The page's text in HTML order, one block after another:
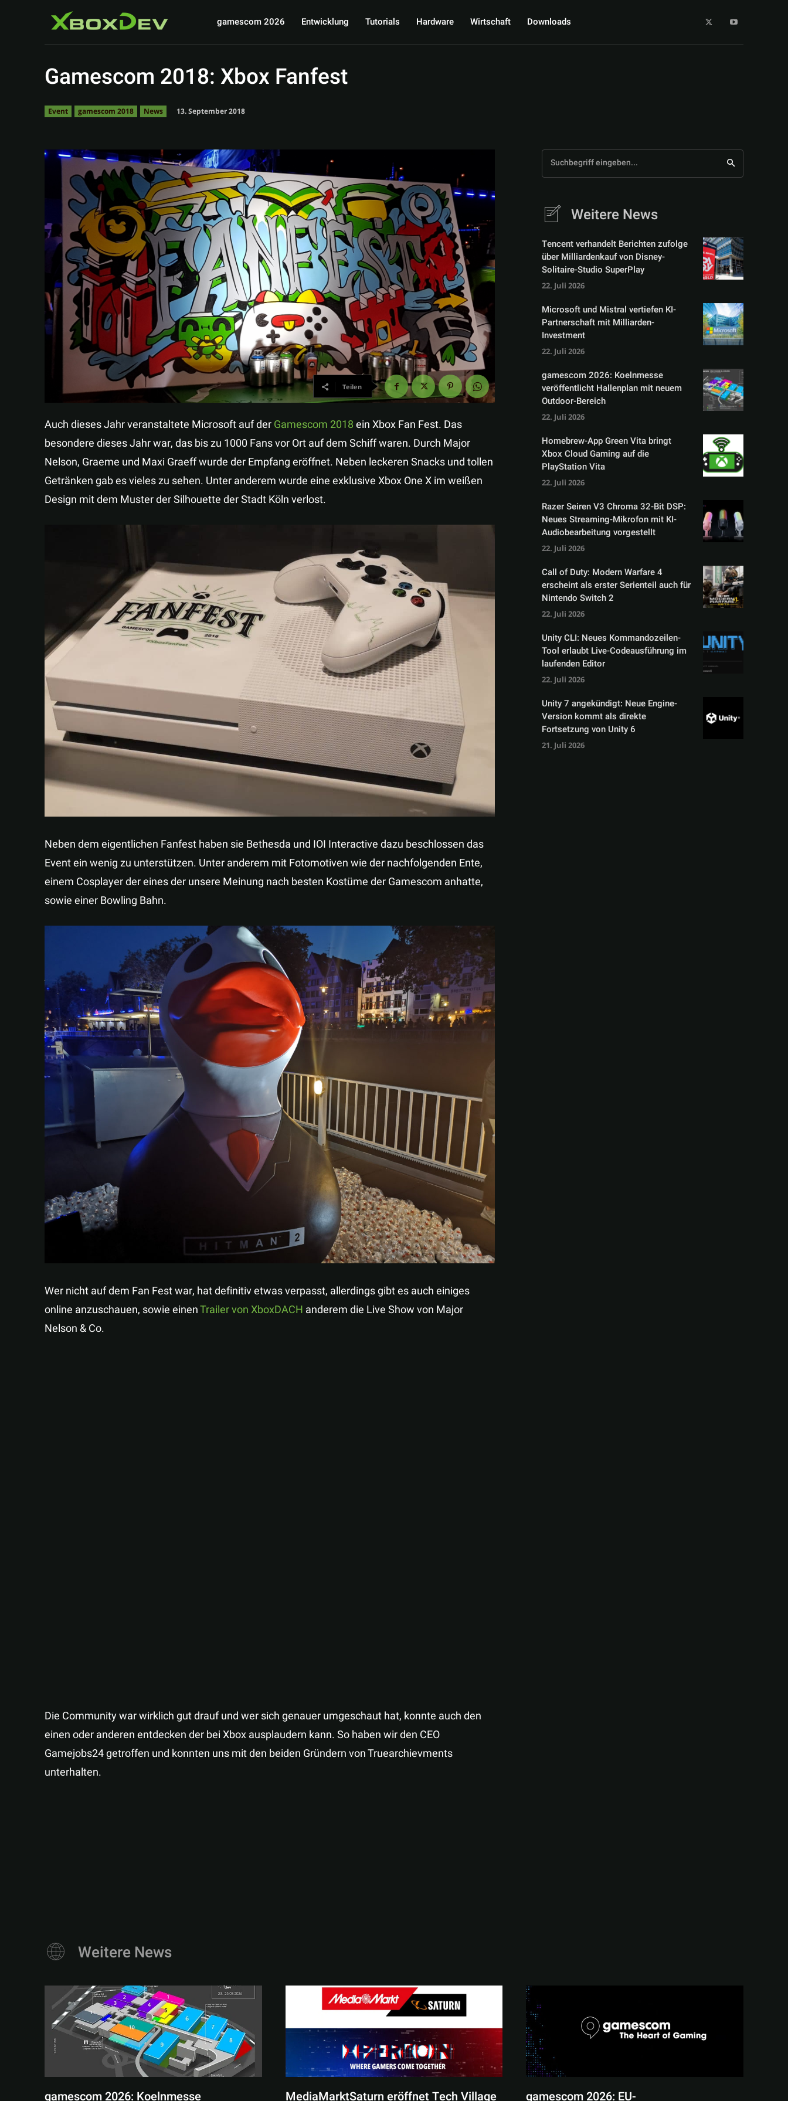
gamescom 2026 Entwicklung Tutorials Hardware Wirtschaft Downloads
Gamescom 2018: Xbox Fanfest
Event gamescom 2018 News 13. September 2018
Teilen
Auch dieses Jahr veranstaltete Microsoft auf derGamescom 2018ein Xbox Fan Fest. Das
besondere dieses Jahr war, das bis zu 1000 Fans vor Ort auf dem Schiff waren. Durch Major
Nelson, Graeme und Maxi Graeff wurde der Empfang eröffnet. Neben leckeren Snacks und tollen
Getränken gab es vieles zu sehen. Unter anderem wurde eine exklusive Xbox One X im weißen
Design mit dem Muster der Silhouette der Stadt Köln verlost.
Neben dem eigentlichen Fanfest haben sie Bethesda und IOI Interactive dazu beschlossen das
Event ein wenig zu unterstützen. Unter anderem mit Fotomotiven wie der nachfolgenden Ente,
einem Cosplayer der eines der unsere Meinung nach besten Kostüme der Gamescom anhatte,
sowie einer Bowling Bahn.
Wer nicht auf dem Fan Fest war, hat definitiv etwas verpasst, allerdings gibt es auch einiges
online anzuschauen, sowie einenTrailer von XboxDACH anderem die Live Show von Major
Nelson & Co.
Die Community war wirklich gut drauf und wer sich genauer umgeschaut hat, konnte auch den
einen oder anderen entdecken der bei Xbox ausplaudern kann. So haben wir den CEO
Gamejobs24 getroffen und konnten uns mit den beiden Gründern von Truearchievments
unterhalten.
Suchbegriff eingeben...
Weitere News
Tencent verhandelt Berichten zufolge
über Milliardenkauf von Disney-
Solitaire-Studio SuperPlay
22. Juli 2026
Microsoft und Mistral vertiefen KI-
Partnerschaft mit Milliarden-
Investment
22. Juli 2026
gamescom 2026: Koelnmesse
veröffentlicht Hallenplan mit neuem
Outdoor-Bereich
22. Juli 2026
Homebrew-App Green Vita bringt
Xbox Cloud Gaming auf die
PlayStation Vita
22. Juli 2026
Razer Seiren V3 Chroma 32-Bit DSP:
Neues Streaming-Mikrofon mit KI-
Audiobearbeitung vorgestellt
22. Juli 2026
Call of Duty: Modern Warfare 4
erscheint als erster Serienteil auch für
Nintendo Switch 2
22. Juli 2026
Unity CLI: Neues Kommandozeilen-
Tool erlaubt Live-Codeausführung im
laufenden Editor
22. Juli 2026
Unity 7 angekündigt: Neue Engine-
Version kommt als direkte
Fortsetzung von Unity 6
21. Juli 2026
Weitere News
gamescom 2026: Koelnmesse MediaMarktSaturn eröffnet Tech Village gamescom 2026: EU-